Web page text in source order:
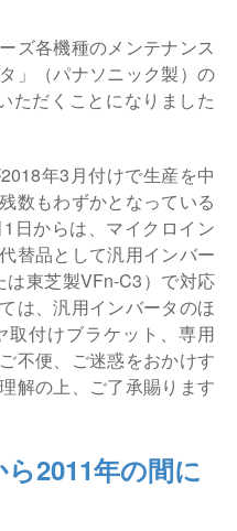
ステム
ステム
）
ズ各機種のメンテナンス
」（パナソニック製）の
ただくことになりました
年3月付けで生産を中
数もわずかとなっている
日からは、マイクロイン
替品として汎用インバー
東芝製VFn-C3）で対応
は、汎用インバータのほ
付けブラケット、専用
不便、ご迷惑をおかけす
解の上、ご了承賜ります
2011年の間に